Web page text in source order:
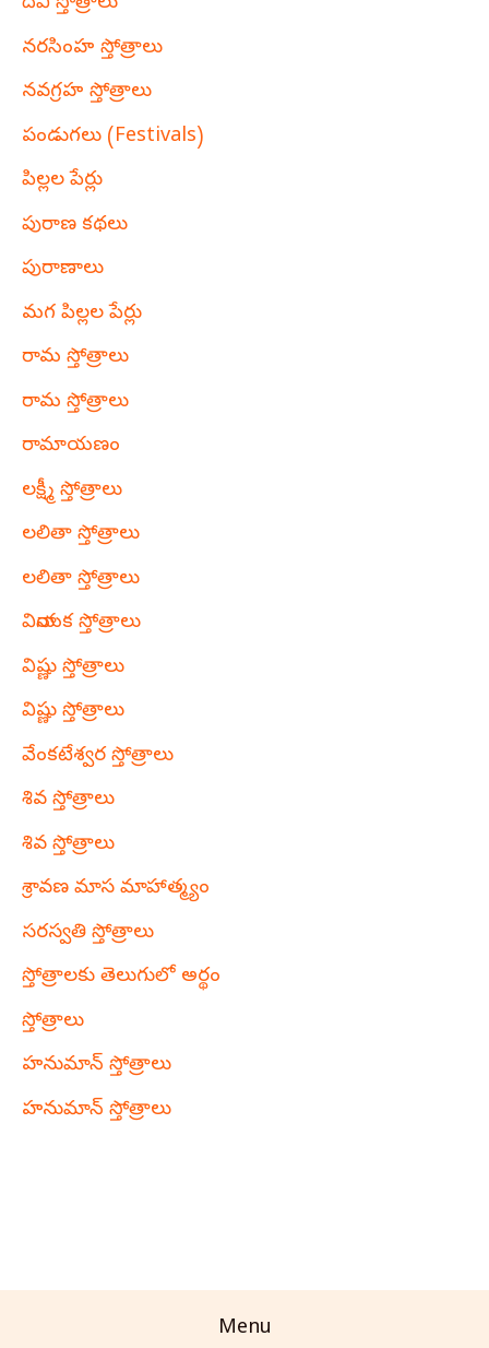
నరసింహ స్తోత్రాలు
నవగ్రహ స్తోత్రాలు
పండుగలు (Festivals)
పిల్లల పేర్లు
పురాణ కథలు
పురాణాలు
మగ పిల్లల పేర్లు
రామ స్తోత్రాలు
రామ స్తోత్రాలు
రామాయణం
లక్ష్మీ స్తోత్రాలు
లలితా స్తోత్రాలు
లలితా స్తోత్రాలు
వినాయక స్తోత్రాలు
విష్ణు స్తోత్రాలు
విష్ణు స్తోత్రాలు
వేంకటేశ్వర స్తోత్రాలు
శివ స్తోత్రాలు
శివ స్తోత్రాలు
శ్రావణ మాస మాహాత్మ్యం
సరస్వతి స్తోత్రాలు
స్తోత్రాలకు తెలుగులో అర్థం
స్తోత్రాలు
హనుమాన్ స్తోత్రాలు
హనుమాన్ స్తోత్రాలు
Menu